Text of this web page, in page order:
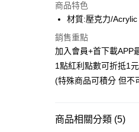
LINE Pay
Apple Pay
Google Pay
貨到付款
商品特色
材質:壓克力/Acrylic
銷售重點
加入會員+首下載APP
1點紅利點數可折抵1
(特殊商品可積分 但不
商品相關分類 (5)